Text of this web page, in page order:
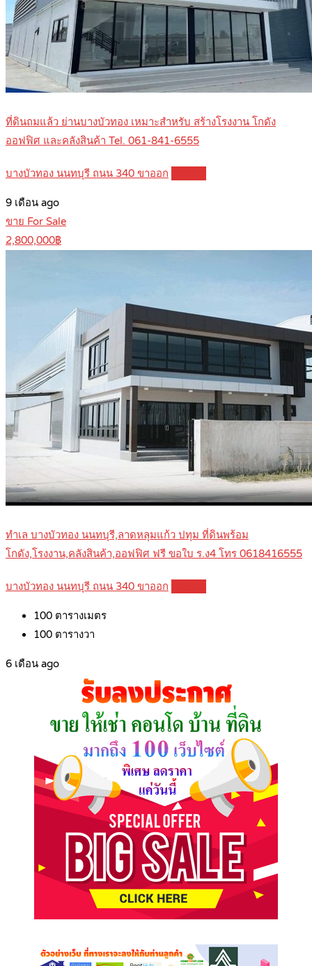
ที่ดินถมแล้ว ย่านบางบัวทอง เหมาะสำหรับ สร้างโรงงาน โกดัง
ออฟฟิศ และคลังสินค้า Tel. 061-841-6555
บางบัวทอง นนทบุรี ถนน 340 ขาออก
9 เดือน ago
ขาย For Sale
2,800,000฿
ทำเล บางบัวทอง นนทบุรี,ลาดหลุมแก้ว ปทุม ที่ดินพร้อม
โกดัง,โรงงาน,คลังสินค้า,ออฟฟิศ ฟรี ขอใบ ร.ง4 โทร 0618416555
บางบัวทอง นนทบุรี ถนน 340 ขาออก
100 ตารางเมตร
100 ตารางวา
6 เดือน ago